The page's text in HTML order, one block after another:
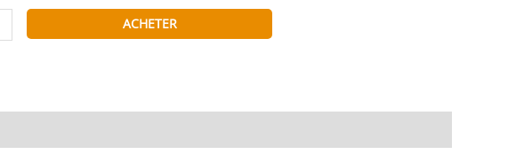
ACHETER